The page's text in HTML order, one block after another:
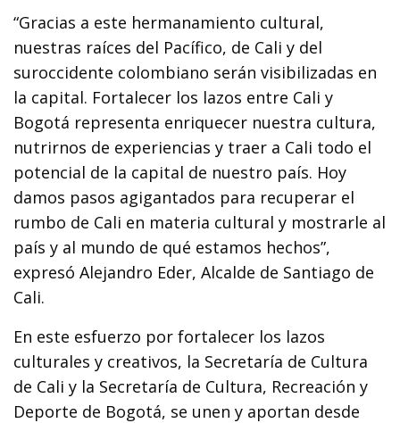
“Gracias a este hermanamiento cultural,
nuestras raíces del Pacífico, de Cali y del
suroccidente colombiano serán visibilizadas en
la capital. Fortalecer los lazos entre Cali y
Bogotá representa enriquecer nuestra cultura,
nutrirnos de experiencias y traer a Cali todo el
potencial de la capital de nuestro país. Hoy
damos pasos agigantados para recuperar el
rumbo de Cali en materia cultural y mostrarle al
país y al mundo de qué estamos hechos”,
expresó Alejandro Eder, Alcalde de Santiago de
Cali.
En este esfuerzo por fortalecer los lazos
culturales y creativos, la Secretaría de Cultura
de Cali y la Secretaría de Cultura, Recreación y
Deporte de Bogotá, se unen y aportan desde